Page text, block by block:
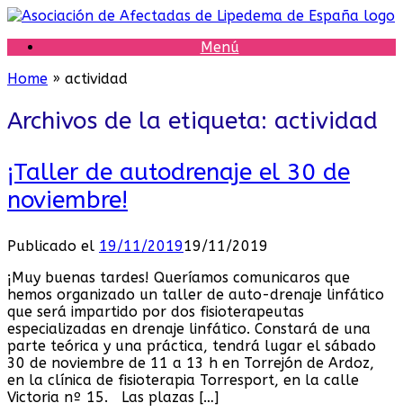
Saltar
contenido
Menú
Home » actividad
Archivos de la etiqueta: actividad
¡Taller de autodrenaje el 30 de
noviembre!
Publicado el 19/11/201919/11/2019
¡Muy buenas tardes! Queríamos comunicaros que
hemos organizado un taller de auto-drenaje linfático
que será impartido por dos fisioterapeutas
especializadas en drenaje linfático. Constará de una
parte teórica y una práctica, tendrá lugar el sábado
30 de noviembre de 11 a 13 h en Torrejón de Ardoz,
en la clínica de fisioterapia Torresport, en la calle
Victoria nº 15. Las plazas […]